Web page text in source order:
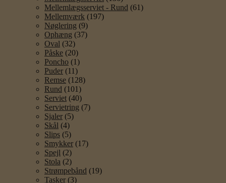
Mellemlægsserviet - Rund (61)
Mellemværk (197)
Nøglering (9)
Ophæng (37)
Oval (32)
Påske (20)
Poncho (1)
Puder (11)
Remse (128)
Rund (101)
Serviet (40)
Servietring (7)
Sjaler (5)
Skål (4)
Slips (5)
Smykker (17)
Spejl (2)
Stola (2)
Strømpebånd (19)
Tasker (3)